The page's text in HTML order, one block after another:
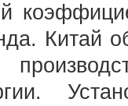
Китай